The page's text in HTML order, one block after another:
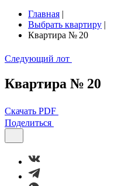
Главная |
Выбрать квартиру |
Квартира № 20
Следующий лот
Квартира № 20
Скачать PDF
Поделиться